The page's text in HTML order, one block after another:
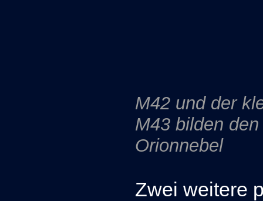
M42 und der
M43 bilden den
Orionnebel
Zwei weitere